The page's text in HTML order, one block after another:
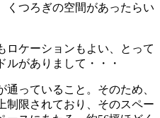
くつろぎの空間があったらい
ロケーションもよい、とって
ルがありまして・・・
っていること。そのため、
制限されており、そのスペー